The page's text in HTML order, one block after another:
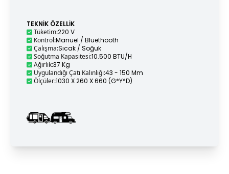
TEKNIK ÖZELLIK
Tüketim:220 V
Kontrol:Manuel / Bluethooth
Çalışma:Sıcak / Soğuk
Soğutma Kapasitesi:10.500 BTU/h
Ağırlık:37 Kg
Uygulandığı Çatı Kalınlığı:43 - 150 Mm
Ölçüler:1030 X 260 X 660 (G*Y*D)